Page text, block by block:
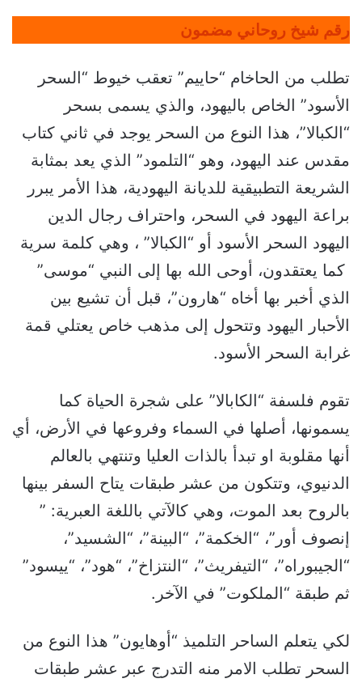
رقم شيخ روحاني مضمون
تطلب من الحاخام “حاييم” تعقب خيوط “السحر
الأسود” الخاص باليهود، والذي يسمى بسحر
“الكبالا”، هذا النوع من السحر يوجد في ثاني كتاب
مقدس عند اليهود، وهو “التلمود” الذي يعد بمثابة
الشريعة التطبيقية للديانة اليهودية، هذا الأمر يبرر
براعة اليهود في السحر، واحتراف رجال الدين
اليهود السحر الأسود أو “الكبالا” ، وهي كلمة سرية
كما يعتقدون، أوحى الله بها إلى النبي “موسى”
الذي أخبر بها أخاه “هارون”، قبل أن تشيع بين
الأحبار اليهود وتتحول إلى مذهب خاص يعتلي قمة
غرابة السحر الأسود.
تقوم فلسفة “الكابالا” على شجرة الحياة كما
يسمونها، أصلها في السماء وفروعها في الأرض، أي
أنها مقلوبة او تبدأ بالذات العليا وتنتهي بالعالم
الدنيوي، وتتكون من عشر طبقات يتاح السفر بينها
بالروح بعد الموت، وهي كالآتي باللغة العبرية: ”
إنصوف أور”، “الخكمة”، “البينة”، “الشسيد”،
“الجيبوراه”، “التيفريث”، “النتزاخ”، “هود”، “ييسود”
ثم طبقة “الملكوت” في الآخر.
لكي يتعلم الساحر التلميذ “أوهايون” هذا النوع من
السحر تطلب الامر منه التدرج عبر عشر طبقات